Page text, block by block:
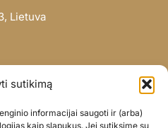
sutikimą
informacijai saugoti ir (arba)
kaip slapukus. Jei sutiksime su
Lietuva